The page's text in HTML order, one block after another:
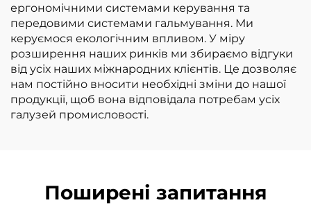
ергономічними системами керування та
передовими системами гальмування. Ми
керуємося екологічним впливом. У міру
розширення наших ринків ми збираємо відгуки
від усіх наших міжнародних клієнтів. Це дозволяє
нам постійно вносити необхідні зміни до нашої
продукції, щоб вона відповідала потребам усіх
галузей промисловості.
Поширені запитання